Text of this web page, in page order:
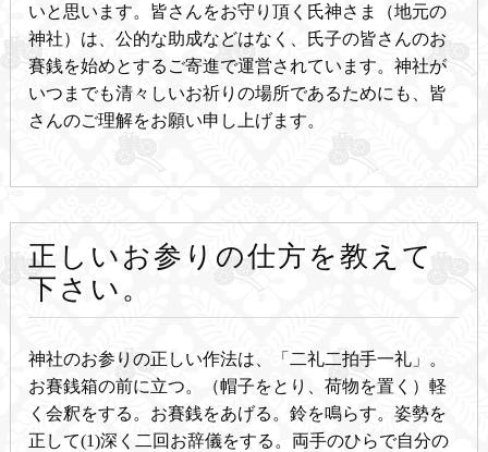
いと思います。皆さんをお守り頂く氏神さま（地元の
神社）は、公的な助成などはなく、氏子の皆さんのお
賽銭を始めとするご寄進で運営されています。神社が
いつまでも清々しいお祈りの場所であるためにも、皆
さんのご理解をお願い申し上げます。
正しいお参りの仕方を教えて
下さい。
神社のお参りの正しい作法は、「二礼二拍手一礼」。
お賽銭箱の前に立つ。（帽子をとり、荷物を置く）軽
く会釈をする。お賽銭をあげる。鈴を鳴らす。姿勢を
正して(1)深く二回お辞儀をする。両手のひらで自分の